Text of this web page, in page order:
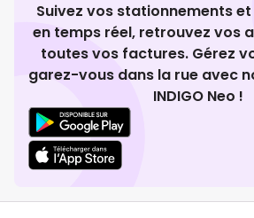
Suivez vos stationnements
en temps réel, retrouvez vos
toutes vos factures. Gérez
garez-vous dans la rue avec
INDIGO Neo !